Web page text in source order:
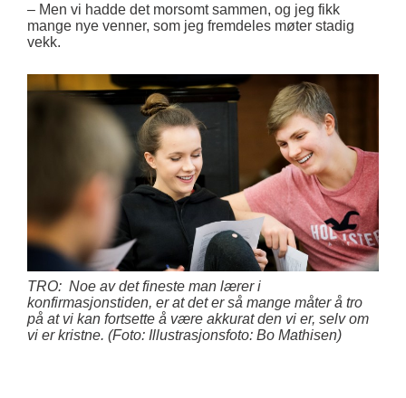
– Men vi hadde det morsomt sammen, og jeg fikk
mange nye venner, som jeg fremdeles møter stadig
vekk.
TRO: Noe av det fineste man lærer i
konfirmasjonstiden, er at det er så mange måter å tro
på at vi kan fortsette å være akkurat den vi er, selv om
vi er kristne. (Foto: Illustrasjonsfoto: Bo Mathisen)